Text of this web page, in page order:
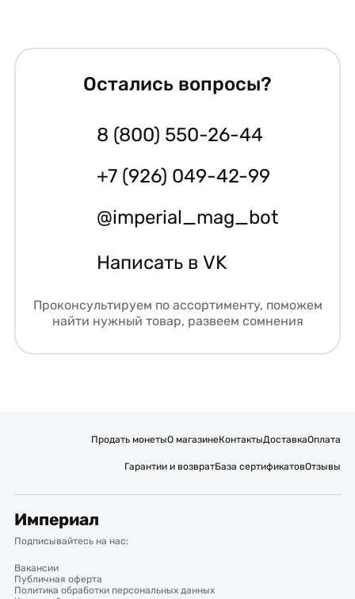
Остались вопросы?
8 (800) 550-26-44
+7 (926) 049-42-99
@imperial_mag_bot
Написать в VK
Проконсультируем по ассортименту, поможем
найти нужный товар, развеем сомнения
Продать монетыО магазинеКонтактыДоставкаОплата
Гарантии и возвратБаза сертификатовОтзывы
Империал
Подписывайтесь на нас:
Вакансии
Публичная оферта
Политика обработки персональных данных